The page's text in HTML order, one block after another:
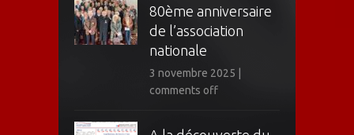
80ème anniversaire
de l’association
nationale
3 novembre 2025
comments off